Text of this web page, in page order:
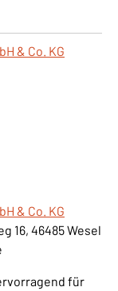
& Co. KG
& Co. KG
16, 46485 Wesel
für